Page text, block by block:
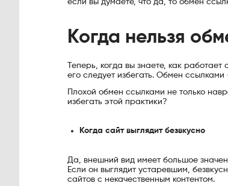
если вы думаете, что да, то обмен
Когда нельзя
Теперь, когда вы знаете, как
его следует избегать. Обмен
Плохой обмен ссылками не только
избегать этой практики?
Когда сайт выглядит безвкусно
Да, внешний вид имеет большое
Если он выглядит устаревшим,
сайтов с некачественным контентом.